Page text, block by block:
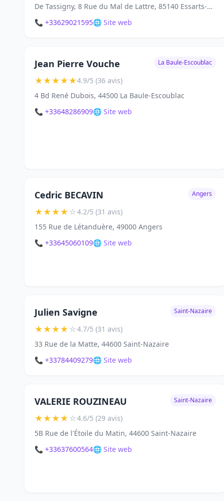
De Tassigny, 8 Rue du Mal de Lattre, 85140 Essarts-en-Bocage
📞 +33629021595🌐 Site web
Jean Pierre Vouche La Baule-Escoublac
★★★★★4.9/5 (36 avis)
4 Bd René Dubois, 44500 La Baule-Escoublac
📞 +33648286909🌐 Site web
Cedric BECAVIN Angers
★★★★☆4.2/5 (31 avis)
155 Rue de Létanduère, 49000 Angers
📞 +33645060109🌐 Site web
Julien Savigne Saint-Nazaire
★★★★☆4.7/5 (31 avis)
33 Rue de la Matte, 44600 Saint-Nazaire
📞 +33784409279🌐 Site web
VALERIE ROUZINEAU Saint-Nazaire
★★★★☆4.6/5 (29 avis)
5B Rue de l'Étoile du Matin, 44600 Saint-Nazaire
📞 +33637600564🌐 Site web